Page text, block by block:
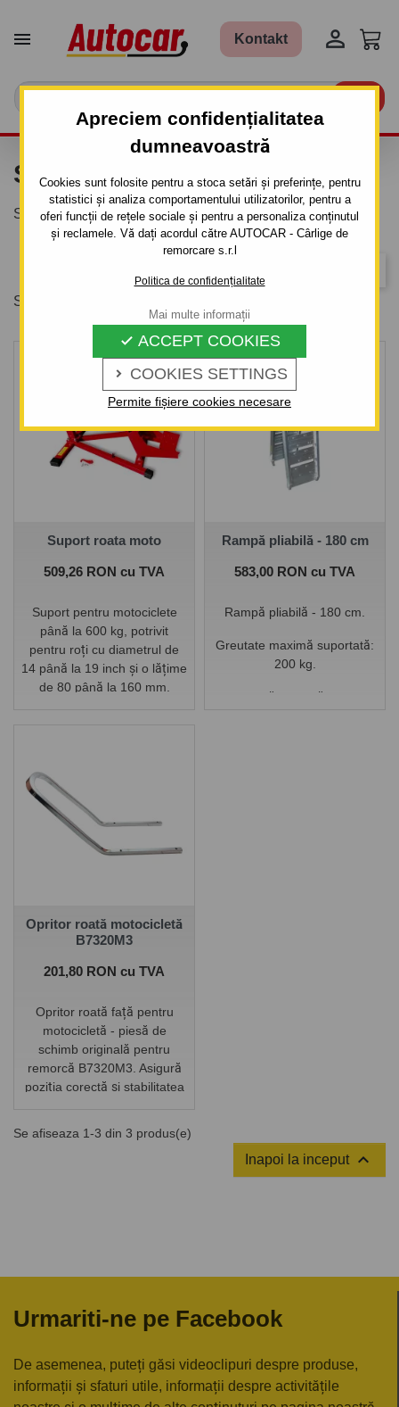
Apreciem confidențialitatea
dumneavoastră
Cookies sunt folosite pentru a stoca setări și preferințe, pentru
statistici și analiza comportamentului utilizatorilor, pentru a
oferi funcții de rețele sociale și pentru a personaliza conținutul
și reclamele. Vă dați acordul către AUTOCAR - Cârlige de
remorcare s.r.l
Politica de confidențialitate
 COOKIES SETTINGS
 ACCEPT COOKIES
Permite fișiere cookies necesare
Mai multe informații
 Kontakt 
SUPORT MOTOCICLETĂ
Suport pentru motociclete exclusiv și practic
Se afiseaza 1-3 din 3 produs(e)
Suport roata moto
Pret
509,26 RON cu TVA
Suport pentru motociclete
până la 600 kg, potrivit
pentru roți cu diametrul de
14 până la 19 inch și o lățime
de 80 până la 160 mm.
Diametrul total al anvelopei:
850 mm
Capacitate de încărcare: 600
kg
Rampă pliabilă - 180 cm
Pret
583,00 RON cu TVA
Rampă pliabilă - 180 cm.
Greutate maximă suportată:
200 kg.
Se pliază pe jumătate din
Opritor roată motocicletă
B7320M3
Pret
201,80 RON cu TVA
Opritor roată față pentru
motocicletă - piesă de
schimb originală pentru
remorcă B7320M3. Asigură
poziția corectă și stabilitatea
Se afiseaza 1-3 din 3 produs(e)
Inapoi la inceput 
Urmariti-ne pe Facebook
De asemenea, puteți găsi videoclipuri despre produse,
informații și sfaturi utile, informații despre activitățile